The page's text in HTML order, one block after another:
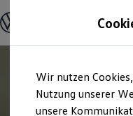
Hauptinhalt
springen
Footer
springen
Offene Stellen
Schüler
Schüler
Wir nutzen
Nutzung unserer
unsere